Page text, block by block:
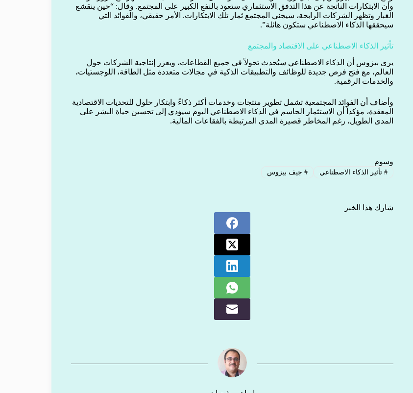
وأن الابتكارات الناتجة عن هذا التدفق الاستثماري ستعود بالنفع الكبير على المجتمع. وقال: “حين ينقشع
الغبار وتظهر الشركات الرابحة، سيجني المجتمع ثمار تلك الابتكارات. الأمر حقيقي، والفوائد التي
سيحققها الذكاء الاصطناعي ستكون هائلة”.
تأثير الذكاء الاصطناعي على الاقتصاد والمجتمع
يرى بيزوس أن الذكاء الاصطناعي سيُحدث تحولاً في جميع القطاعات، ويعزز إنتاجية الشركات حول
العالم، مع فتح فرص جديدة للوظائف والتطبيقات الذكية في مجالات متعددة مثل الطاقة، اللوجستيات،
والخدمات الرقمية.
وأضاف أن الفوائد المجتمعية تشمل تطوير منتجات وخدمات أكثر ذكاءً وابتكار حلول للتحديات الاقتصادية
المعقدة، مؤكداً أن الاستثمار الحاسم في الذكاء الاصطناعي اليوم سيؤدي إلى تحسين حياة البشر على
المدى الطويل، رغم المخاطر قصيرة المدى المرتبطة بالفقاعات المالية.
وسوم
#تأثير الذكاء الاصطناعي #جيف بيزوس
شارك هذا الخبر